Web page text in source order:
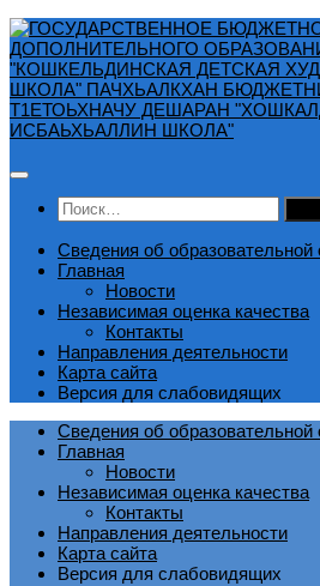
Перейти
к
содержимому
Найти:
Сведения об образовательной
Главная
Новости
Независимая оценка качества
Контакты
Направления деятельности
Карта сайта
Версия для слабовидящих
Сведения об образовательной
Главная
Новости
Независимая оценка качества
Контакты
Направления деятельности
Карта сайта
Версия для слабовидящих